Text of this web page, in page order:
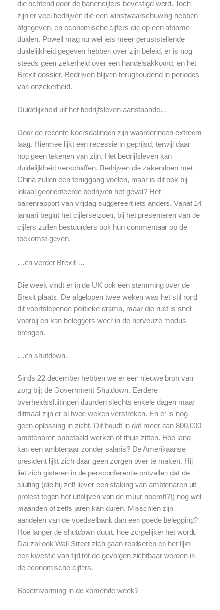
die ochtend door de banencijfers bevestigd werd. Toch
zijn er veel bedrijven die een winstwaarschuwing hebben
afgegeven, en economische cijfers die op een afname
duiden. Powell mag nu wel iets meer geruststellende
duidelijkheid gegeven hebben over zijn beleid, er is nog
steeds geen zekerheid over een handelsakkoord, en het
Brexit dossier. Bedrijven blijven terughoudend in periodes
van onzekerheid.
Duidelijkheid uit het bedrijfsleven aanstaande…
Door de recente koersdalingen zijn waarderingen extreem
laag. Hiermee lijkt een recessie in geprijsd, terwijl daar
nog geen tekenen van zijn. Het bedrijfsleven kan
duidelijkheid verschaffen. Bedrijven die zakendoen met
China zullen een teruggang voelen, maar is dit ook bij
lokaal georiënteerde bedrijven het geval? Het
banenrapport van vrijdag suggereert iets anders. Vanaf 14
januari begint het cijferseizoen, bij het presenteren van de
cijfers zullen bestuurders ook hun commentaar op de
toekomst geven.
…en verder Brexit …
Die week vindt er in de UK ook een stemming over de
Brexit plaats. De afgelopen twee weken was het stil rond
dit voortslepende politieke drama, maar die rust is snel
voorbij en kan beleggers weer in de nerveuze modus
brengen.
…en shutdown.
Sinds 22 december hebben we er een nieuwe bron van
zorg bij; de Government Shutdown. Eerdere
overheidssluitingen duurden slechts enkele dagen maar
ditmaal zijn er al twee weken verstreken. En er is nog
geen oplossing in zicht. Dit houdt in dat meer dan 800.000
ambtenaren onbetaald werken of thuis zitten. Hoe lang
kan een ambtenaar zonder salaris? De Amerikaanse
president lijkt zich daar geen zorgen over te maken. Hij
liet zich gisteren in de persconferentie ontvallen dat de
sluiting (die hij zelf liever een staking van ambtenaren uit
protest tegen het uitblijven van de muur noemt!?!) nog wel
maanden of zelfs jaren kan duren. Misschien zijn
aandelen van de voedselbank dan een goede belegging?
Hoe langer de shutdown duurt, hoe zorgelijker het wordt.
Dat zal ook Wall Street zich gaan realiseren en het lijkt
een kwestie van tijd tot de gevolgen zichtbaar worden in
de economische cijfers.
Bodemvorming in de komende week?